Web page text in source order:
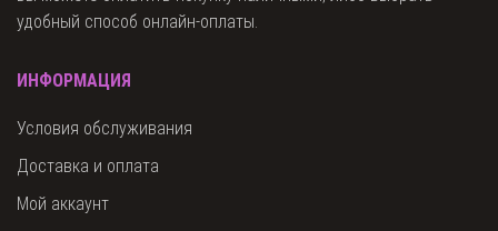
удобный способ онлайн-оплаты.
ИНФОРМАЦИЯ
Условия обслуживания
Доставка и оплата
Мой аккаунт